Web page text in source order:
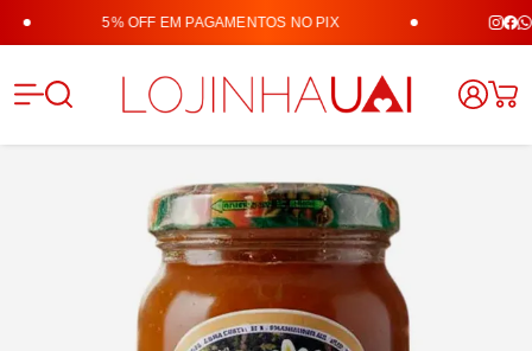
5% OFF EM PAGAMENTOS NO PIX